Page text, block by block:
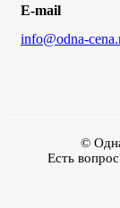
E-mail
info@odna-
©
Есть